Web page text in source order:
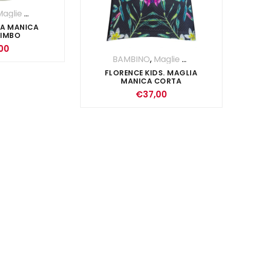
Manica Corta
MANICA
BAMBINO, Maglie Manica Corta
FLORENCE KIDS. MAGLIA
MANICA CORTA
€37,00